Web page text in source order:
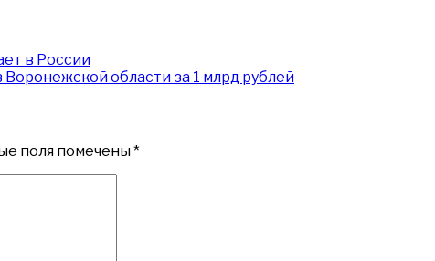
в России
области за 1 млрд рублей
поля помечены*